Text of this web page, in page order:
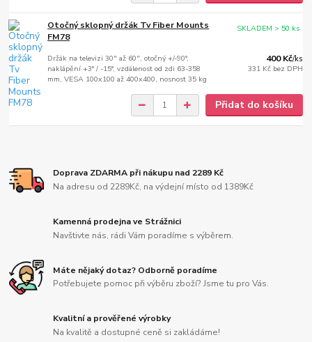
Otočný sklopný držák Tv Fiber Mounts
FM78
Držák na televizi 30" až 60", otočný +/-90°,
naklápění +3° / -15°, vzdálenost od zdi 63-358
mm, VESA 100x100 až 400x400, nosnost 35 kg
400 Kč/ks
331 Kč bez DPH
SKLADEM > 50 ks
Přidat do košíku
Doprava ZDARMA při nákupu nad 2289 Kč
Na adresu od 2289Kč, na výdejní místo od 1389Kč
Kamenná prodejna ve Strážnici
Navštivte nás, rádi Vám poradíme s výběrem.
Máte nějaký dotaz? Odborně poradíme
Potřebujete pomoc při výběru zboží? Jsme tu pro Vás.
Kvalitní a prověřené výrobky
Na kvalitě a dostupné ceně si zakládáme!